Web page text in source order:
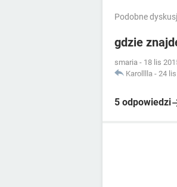
Podobne
gdzie
smaria - 18 lis
Karolllla - 24
5 odpowiedzi